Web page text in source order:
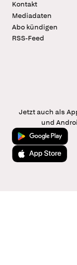
Kontakt
Mediadaten
Abo kündigen
RSS-Feed
Jetzt auch als
und
Jetzt bei Google
Laden im App